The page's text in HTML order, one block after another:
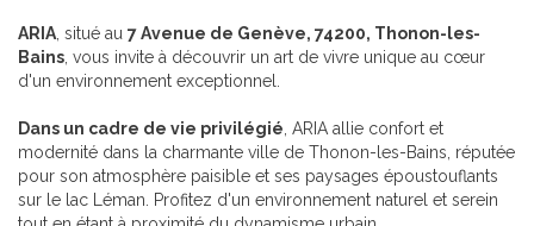
ARIA, situé au 7 Avenue de Genève, 74200, Thonon-les-
Bains, vous invite à découvrir un art de vivre unique au cœur
d'un environnement exceptionnel.
Dans un cadre de vie privilégié, ARIA allie confort et
modernité dans la charmante ville de Thonon-les-Bains, réputée
pour son atmosphère paisible et ses paysages époustouflants
sur le lac Léman. Profitez d'un environnement naturel et serein